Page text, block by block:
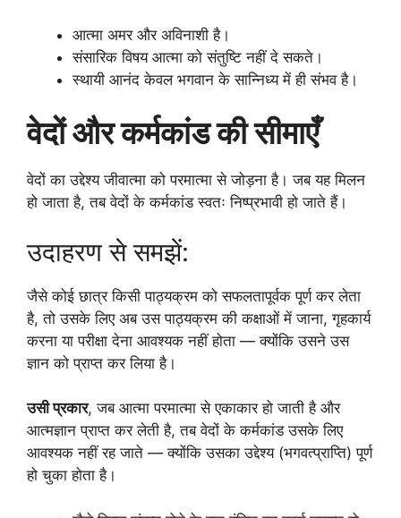
आत्मा अमर और अविनाशी है।
संसारिक विषय आत्मा को संतुष्टि नहीं दे सकते।
स्थायी आनंद केवल भगवान के सान्निध्य में ही संभव है।
वेदों और कर्मकांड की सीमाएँ
वेदों का उद्देश्य जीवात्मा को परमात्मा से जोड़ना है। जब यह मिलन
हो जाता है, तब वेदों के कर्मकांड स्वतः निष्प्रभावी हो जाते हैं।
उदाहरण से समझें:
जैसे कोई छात्र किसी पाठ्यक्रम को सफलतापूर्वक पूर्ण कर लेता
है, तो उसके लिए अब उस पाठ्यक्रम की कक्षाओं में जाना, गृहकार्य
करना या परीक्षा देना आवश्यक नहीं होता — क्योंकि उसने उस
ज्ञान को प्राप्त कर लिया है।
उसी प्रकार, जब आत्मा परमात्मा से एकाकार हो जाती है और
आत्मज्ञान प्राप्त कर लेती है, तब वेदों के कर्मकांड उसके लिए
आवश्यक नहीं रह जाते — क्योंकि उसका उद्देश्य (भगवत्प्राप्ति) पूर्ण
हो चुका होता है।